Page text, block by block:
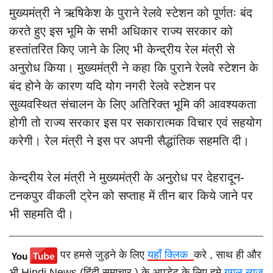
मुख्यमंत्री ने ऋषिकेश के पुराने रेलवे स्टेशन को पूर्णतः बंद
करते हुए इस भूमि के सभी अधिकार राज्य सरकार को
हस्तांतरित किए जाने के लिए भी केन्द्रीय रेल मंत्री से
अनुरोध किया। मुख्यमंत्री ने कहा कि पुराने रेलवे स्टेशन के
बंद होने के कारण यदि योग नगरी रेलवे स्टेशन पर
सुव्यवस्थित संचालन के लिए अतिरिक्त भूमि की आवश्यकता
होगी तो राज्य सरकार इस पर सकारात्मक विचार एवं सहयोग
करेगी। रेल मंत्री ने इस पर अपनी सैद्धांतिक सहमति दी।
केन्द्रीय रेल मंत्री ने मुख्यमंत्री के अनुरोध पर देहरादून-
टनकपुर वीकली ट्रेन को सप्ताह में तीन बार किये जाने पर
भी सहमति दी।
पर हमसे जुड़ने के लिएयहाँ क्लिककरे , साथ ही और